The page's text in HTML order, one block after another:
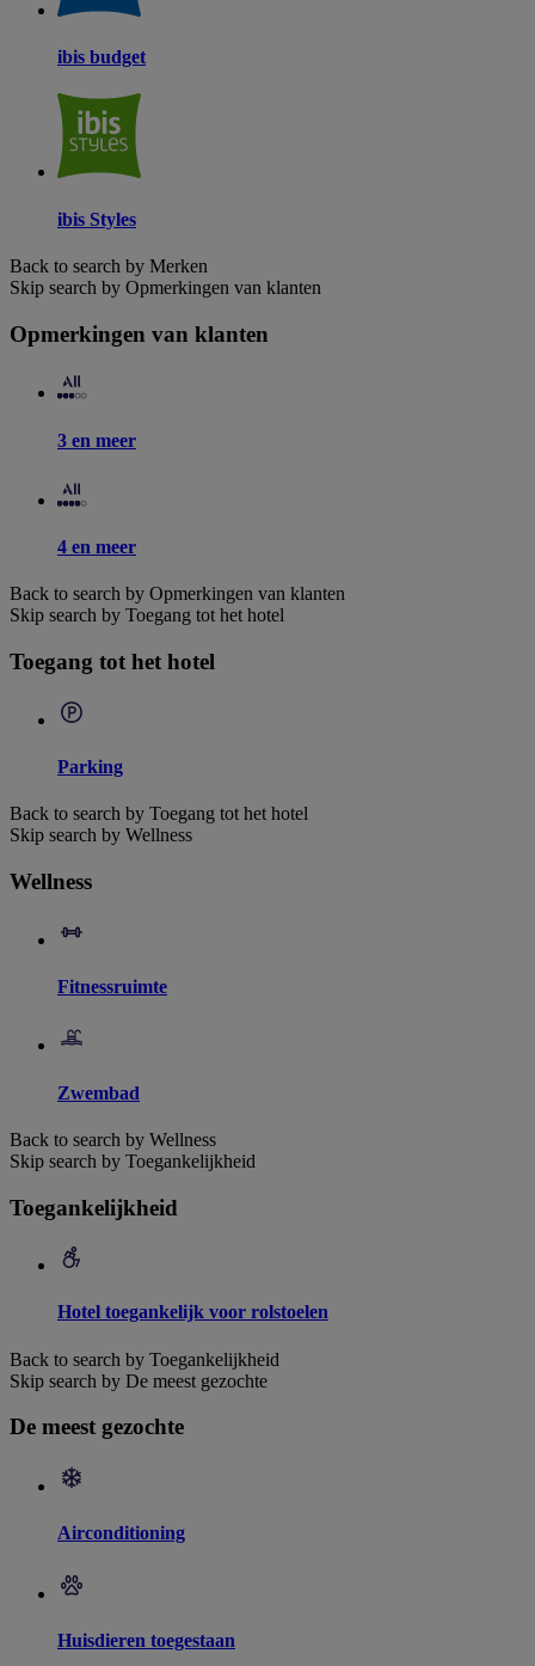
ibis budget
ibis Styles
Back to search by Merken
Skip search by Opmerkingen van klanten
Opmerkingen van klanten
3 en meer
4 en meer
Back to search by Opmerkingen van klanten
Skip search by Toegang tot het hotel
Toegang tot het hotel
Parking
Back to search by Toegang tot het hotel
Skip search by Wellness
Wellness
Fitnessruimte
Zwembad
Back to search by Wellness
Skip search by Toegankelijkheid
Toegankelijkheid
Hotel toegankelijk voor rolstoelen
Back to search by Toegankelijkheid
Skip search by De meest gezochte
De meest gezochte
Airconditioning
Huisdieren toegestaan